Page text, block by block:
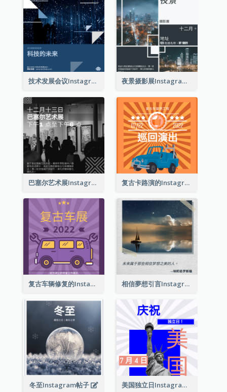
技术发展会议Instagram帖子 夜景摄影展Instagram贴子
巴塞尔艺术展Instagram帖子 复古卡路演的Instagram帖子
复古车辆修复的Instagram帖子 相信夢想引言Instagram帖子
冬至Instagram帖子 美国独立日Instagram帖子